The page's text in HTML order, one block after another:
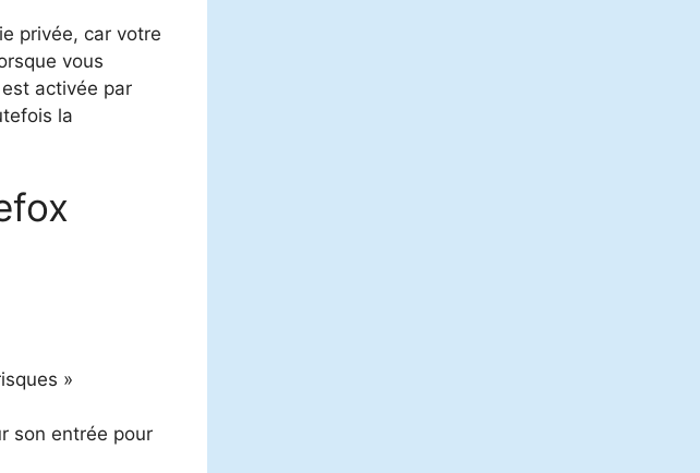
privée, car votre
vous
activée par
la
»
son entrée pour